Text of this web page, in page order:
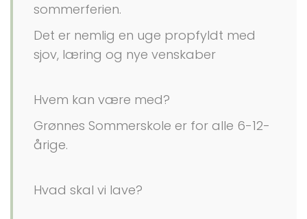
sommerferien.
Det er nemlig en uge propfyldt med
sjov, læring og nye venskaber
Hvem kan være med?
Grønnes Sommerskole er for alle 6-12-
årige.
Hvad skal vi lave?